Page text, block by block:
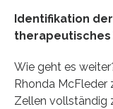
Identifikation
therapeutisches
Wie geht es
Rhonda McFleder
Zellen vollständig